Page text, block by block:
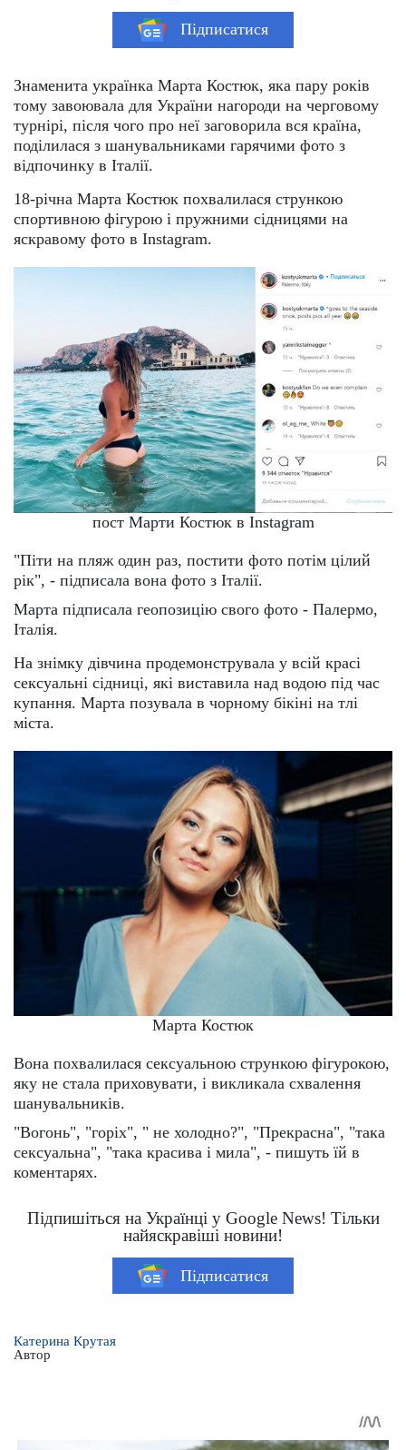
Підписатися
Знаменита українка Марта Костюк, яка пару років
тому завоювала для України нагороди на черговому
турнірі, після чого про неї заговорила вся країна,
поділилася з шанувальниками гарячими фото з
відпочинку в Італії.
18-річна Марта Костюк похвалилася стрункою
спортивною фігурою і пружними сідницями на
яскравому фото в Instagram.
пост Марти Костюк в Instagram
"Піти на пляж один раз, постити фото потім цілий
рік", - підписала вона фото з Італії.
Марта підписала геопозицію свого фото - Палермо,
Італія.
На знімку дівчина продемонструвала у всій красі
сексуальні сідниці, які виставила над водою під час
купання. Марта позувала в чорному бікіні на тлі
міста.
Марта Костюк
Вона похвалилася сексуальною стрункою фігурокою,
яку не стала приховувати, і викликала схвалення
шанувальників.
"Вогонь", "горіх", " не холодно?", "Прекрасна", "така
сексуальна", "така красива і мила", - пишуть їй в
коментарях.
Підпишіться на Українці у Google News! Тільки
найяскравіші новини!
Підписатися
Катерина Крутая
Автор